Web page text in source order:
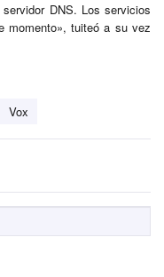
DNS. Los servicios
momento», tuiteó a su vez
Vox